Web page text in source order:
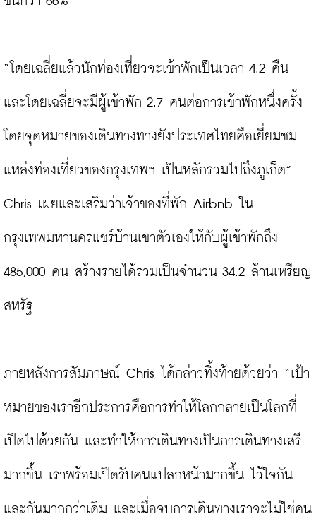
“โดยเฉลี่ยแล้วนักท่องเที่ยวจะเข้าพักเป็นเวลา 4.2 คืน
และโดยเฉลี่ยจะมีผู้เข้าพัก 2.7 คนต่อการเข้าพักหนึ่งครั้ง
โดยจุดหมายของเดินทางทางยังประเทศไทยคือเยี่ยมชม
แหล่งท่องเที่ยวของกรุงเทพฯ เป็นหลักรวมไปถึงภูเก็ต”
Chris เผยและเสริมว่าเจ้าของที่พัก Airbnb ใน
กรุงเทพมหานครแชร์บ้านเขาตัวเองให้กับผู้เข้าพักถึง
485,000 คน สร้างรายได้รวมเป็นจำนวน 34.2 ล้านเหรียญ
สหรัฐ
ภายหลังการสัมภาษณ์ Chris ได้กล่าวทิ้งท้ายด้วยว่า “เป้า
หมายของเราอีกประการคือการทำให้โลกกลายเป็นโลกที่
เปิดไปด้วยกัน และทำให้การเดินทางเป็นการเดินทางเสรี
มากขึ้น เราพร้อมเปิดรับคนแปลกหน้ามากขึ้น ไว้ใจกัน
และกันมากกว่าเดิม และเมื่อจบการเดินทางเราจะไม่ใช่คน